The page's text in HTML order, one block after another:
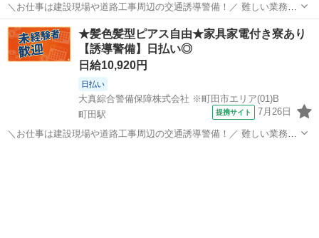
＼お仕事は建設現場や道路工事周辺の交通誘導警備！／ 難しい業務や
辛い力仕事はありません！ 初めての方でも丁寧な研修があるので、安
心してスタート出来ます！ ☆現場は東京都・神奈川県・埼玉県に多数
ご用意しております！ ◎シフト...
東京 町田市 町田駅 警備員
★髪色髪型ピアス自由★家具家電付き寮あり
【誘導警備】日払い◎
日給10,920円
日払い
大真綜合警備保障株式会社 ※町田市エリア(01)B
町田駅
提携サイト 7月26日
＼お仕事は建設現場や道路工事周辺の交通誘導警備！／ 難しい業務や